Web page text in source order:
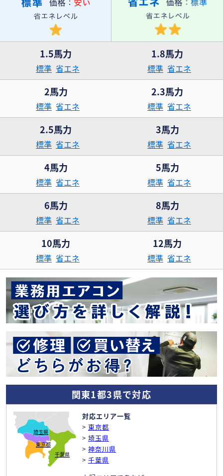
1.5馬力
標準 省エネ
1.8馬力
標準 省エネ
2馬力
標準 省エネ
2.3馬力
標準 省エネ
2.5馬力
標準 省エネ
3馬力
標準 省エネ
4馬力
標準 省エネ
5馬力
標準 省エネ
6馬力
標準 省エネ
8馬力
標準 省エネ
10馬力
標準 省エネ
12馬力
標準 省エネ
関東1都3県で対応
東京都
埼玉県
千葉県
対応エリア一覧
> 東京都
> 埼玉県
> 神奈川県
> 千葉県